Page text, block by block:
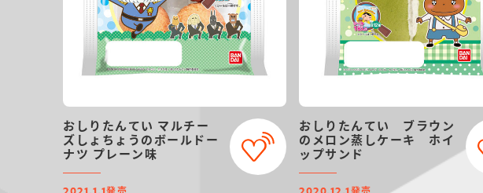
おしりたんてい マルチー
ズしょちょうのボールドー
ナツ プレーン味
おしりたんてい ブラウン
のメロン蒸しケーキ ホイ
ップサンド